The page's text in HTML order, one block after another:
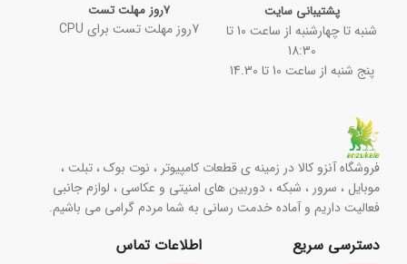
پشتیبانی سایت
شنبه تا چهارشنبه از ساعت 10 تا
18:30
پنج شنبه از ساعت 10 تا 14.30
7روز مهلت تست
7روز مهلت تست برای CPU
فروشگاه آنزو کالا در زمینه ی قطعات کامپیوتر ، نوت بوک ، تبلت ،
موبایل ، سرور ، شبکه ، دوربین های امنیتی و عکاسی ، لوازم جانبی
فعالیت داریم و آماده خدمت رسانی به شما مردم گرامی می باشیم.
دسترسی سریع اطلاعات تماس